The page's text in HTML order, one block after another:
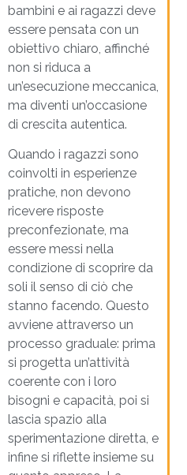
bambini e ai ragazzi deve
essere pensata con un
obiettivo chiaro, affinché
non si riduca a
un’esecuzione meccanica,
ma diventi un’occasione
di crescita autentica.
Quando i ragazzi sono
coinvolti in esperienze
pratiche, non devono
ricevere risposte
preconfezionate, ma
essere messi nella
condizione di scoprire da
soli il senso di ciò che
stanno facendo. Questo
avviene attraverso un
processo graduale: prima
si progetta un’attività
coerente con i loro
bisogni e capacità, poi si
lascia spazio alla
sperimentazione diretta, e
infine si riflette insieme su